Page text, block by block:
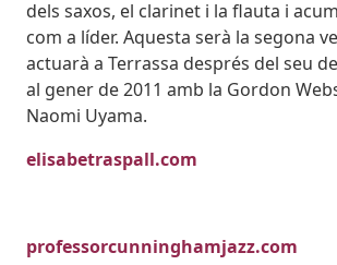
dels saxos, el clarinet i la flauta i
com a líder. Aquesta serà la segona
actuarà a Terrassa després del seu
al gener de 2011 amb la Gordon
Naomi Uyama.
elisabetraspall.com
professorcunninghamjazz.com